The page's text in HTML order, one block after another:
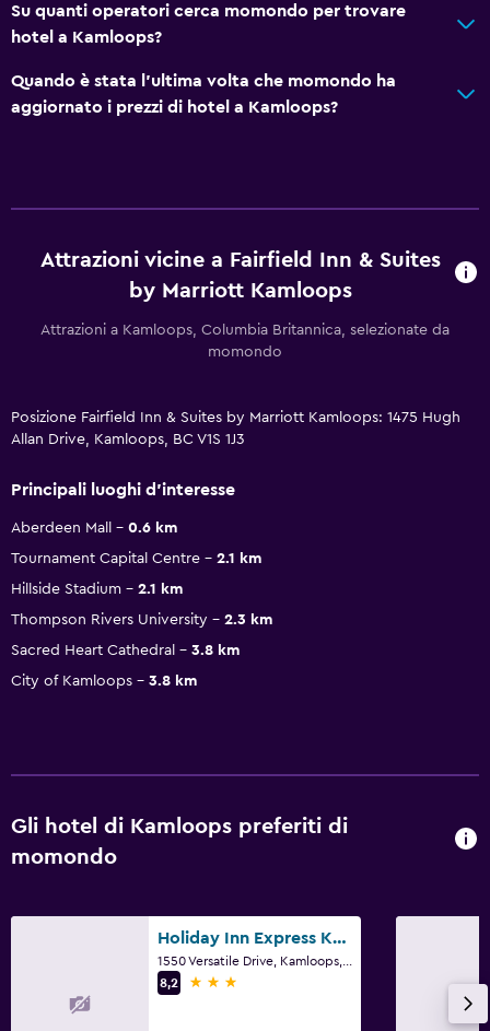
Su quanti operatori cerca momondo per trovare
hotel a Kamloops?
Quando è stata l'ultima volta che momondo ha
aggiornato i prezzi di hotel a Kamloops?
Attrazioni vicine a Fairfield Inn & Suites
by Marriott Kamloops
Attrazioni a Kamloops, Columbia Britannica, selezionate da
momondo
Posizione Fairfield Inn & Suites by Marriott Kamloops: 1475 Hugh
Allan Drive, Kamloops, BC V1S 1J3
Principali luoghi d'interesse
Aberdeen Mall
0.6 km
Tournament Capital Centre
2.1 km
Hillside Stadium
2.1 km
Thompson Rivers University
2.3 km
Sacred Heart Cathedral
3.8 km
City of Kamloops
3.8 km
Gli hotel di Kamloops preferiti di
momondo
Holiday Inn Express Kamloops By IHG
8,2
3 stelle